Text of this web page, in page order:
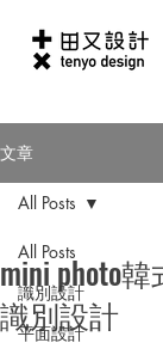
文章
All Posts
識別設計
平面設計
All Posts
mini photo
識別設計